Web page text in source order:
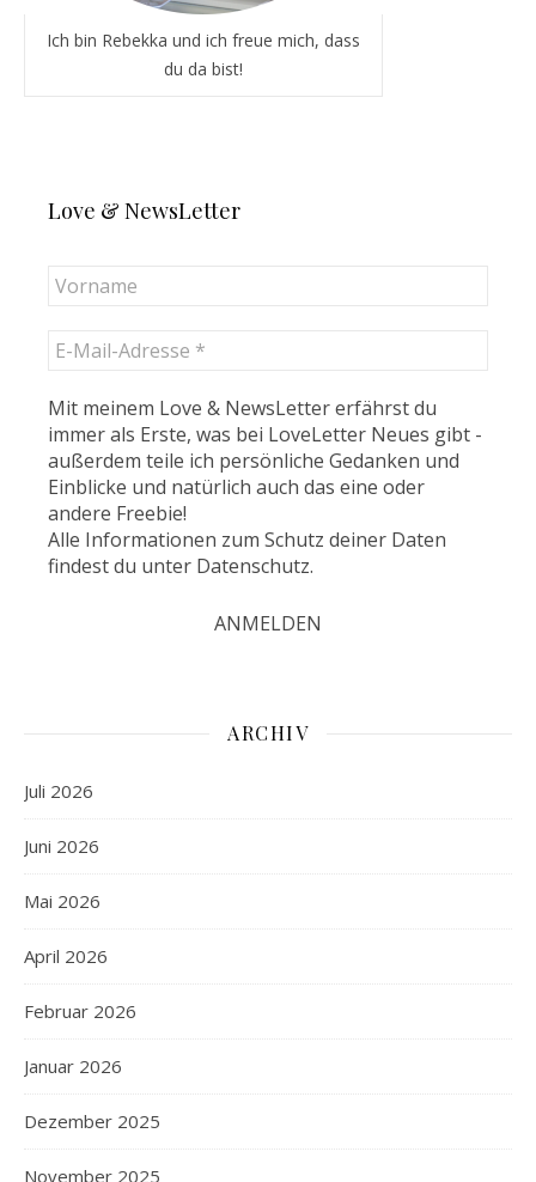
Ich bin Rebekka und ich freue mich, dass
du da bist!
Love & NewsLetter
Mit meinem Love & NewsLetter erfährst du
immer als Erste, was bei LoveLetter Neues gibt -
außerdem teile ich persönliche Gedanken und
Einblicke und natürlich auch das eine oder
andere Freebie!
Alle Informationen zum Schutz deiner Daten
findest du unter Datenschutz.
ARCHIV
Juli 2026
Juni 2026
Mai 2026
April 2026
Februar 2026
Januar 2026
Dezember 2025
November 2025